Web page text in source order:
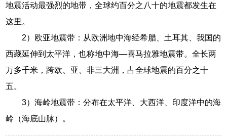
地震活动最强烈的地带，全球约百分之八十的地震都发生在
这里。
2）欧亚地震带：从欧洲地中海经希腊、土耳其、我国的
西藏延伸到太平洋，也称地中海—喜马拉雅地震带。全长两
万多千米，跨欧、亚、非三大洲，占全球地震的百分之十
五。
3）海岭地震带：分布在太平洋、大西洋、印度洋中的海
岭（海底山脉）。